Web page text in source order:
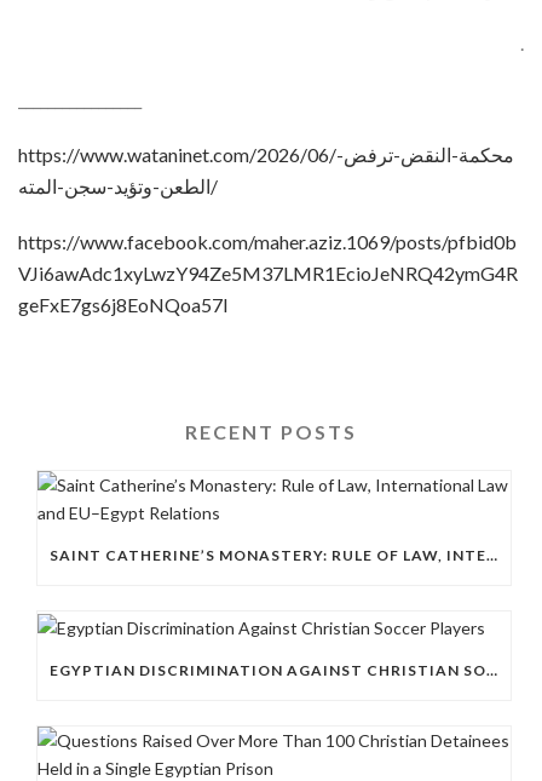
.
https://www.wataninet.com/2026/06/محكمة-النقض-ترفض-
الطعن-وتؤيد-سجن-المته/
https://www.facebook.com/maher.aziz.1069/posts/pfbid0b
VJi6awAdc1xyLwzY94Ze5M37LMR1EcioJeNRQ42ymG4R
geFxE7gs6j8EoNQoa57l
RECENT POSTS
SAINT CATHERINE’S MONASTERY: RULE OF LAW, INTERNATIONAL LAW AND EU–EGYPT RELATIONS
EGYPTIAN DISCRIMINATION AGAINST CHRISTIAN SOCCER PLAYERS